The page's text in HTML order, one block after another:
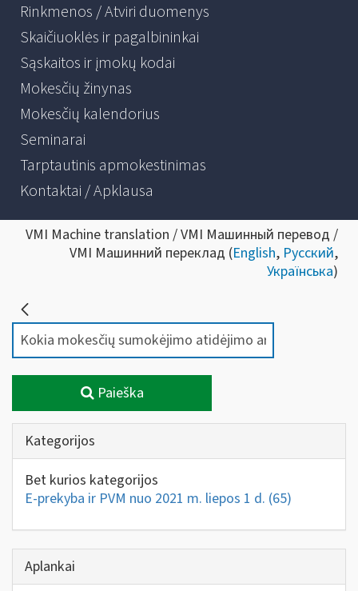
Rinkmenos / Atviri duomenys
Skaičiuoklės ir pagalbininkai
Sąskaitos ir įmokų kodai
Mokesčių žinynas
Mokesčių kalendorius
Seminarai
Tarptautinis apmokestinimas
Kontaktai / Apklausa
VMI Machine translation / VMI Машинный перевод /
VMI Машинний переклад (English, Русский,
Українська)
Paieška
Kategorijos
Bet kurios kategorijos
E-prekyba ir PVM nuo 2021 m. liepos 1 d. (65)
Aplankai